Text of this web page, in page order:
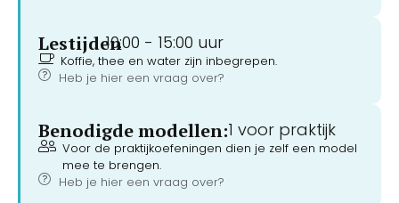
Lestijden10:00 - 15:00 uur
Koffie, thee en water zijn inbegrepen.
Heb je hier een vraag over?
Benodigde modellen:1 voor praktijk
Voor de praktijkoefeningen dien je zelf een model
mee te brengen.
Heb je hier een vraag over?